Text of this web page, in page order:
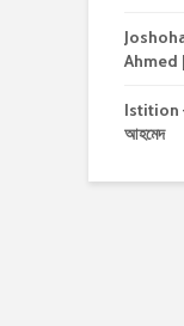
Ahmed |
Istition
আহমেদ